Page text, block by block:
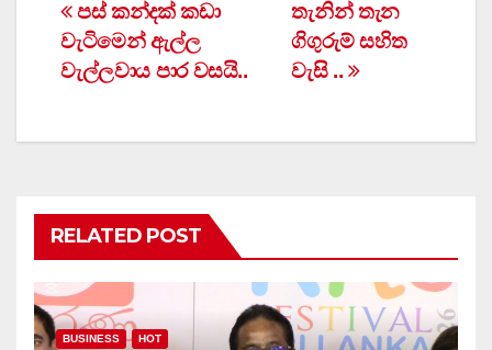
Post
navigation
තැනින් තැන
ගිගුරුම් සහිත
වැසි ..
පස් කන්දක් කඩා
වැටිමෙන් ඇල්ල
වැල්ලවාය පාර වසයි..
RELATED POST
BUSINESS HOT